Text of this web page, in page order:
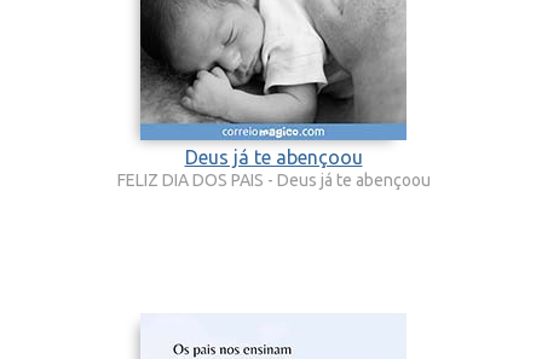
Deus já te abençoou
FELIZ DIA DOS PAIS - Deus já te abençoou